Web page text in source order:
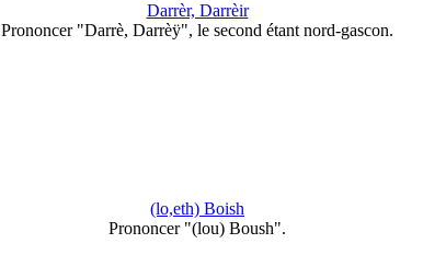
Darrèr, Darrèir
Prononcer "Darrè, Darrèÿ", le second étant nord-gascon.
(lo,eth) Boish
Prononcer "(lou) Boush".